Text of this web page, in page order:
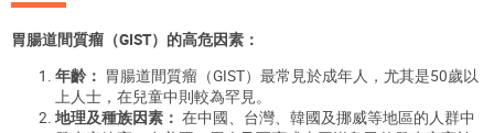
胃腸道間質瘤（GIST）的高危因素：
年齡： 胃腸道間質瘤（GIST）最常見於成年人，尤其是50歲以
上人士，在兒童中則較為罕見。
地理及種族因素： 在中國、台灣、韓國及挪威等地區的人群中